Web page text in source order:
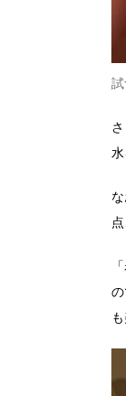
水